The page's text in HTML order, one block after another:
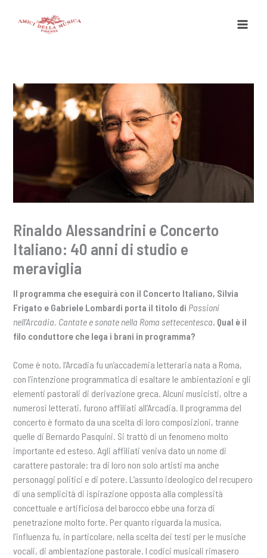
Rinaldo Alessandrini e Concerto
Italiano: 40 anni di studio e
meraviglia
Il programma che eseguirà con il Concerto Italiano, Silvia
Frigato e Gabriele Lombardi porta il titolo di Passioni
nell’Arcadia. Cantate e sonate nella Roma settecentesca . Qual è il
filo conduttore che lega i brani in programma?
Come è noto, l’Arcadia fu un’accademia letteraria nata a Roma,
con l’intenzione programmatica di esaltare le ambientazioni e gli
elementi pastorali di derivazione greca. Alcuni musicisti, oltre a
numerosi letterati, furono affiliati all’Arcadia. Il programma del
concerto è formato da una scelta di loro composizioni, tranne
quelle di Bernardo Pasquini. Si trattò di un fenomeno molto
importante ed esteso. Agli affiliati veniva dato un nome di
carattere pastorale: tra di loro non solo artisti ma anche
personaggi politici e di potere. L’assunto ideologico del recupero
di una semplicità di ispirazione opposta alla complessità
concettuale e artificiosa del barocco ebbe una forza di
penetrazione molto forte. Per quanto riguarda la musica,
l’influenza fu, in particolare, nella scelta dei testi per le musiche
vocali, di ambientazione pastorale. I codici musicali rimasero